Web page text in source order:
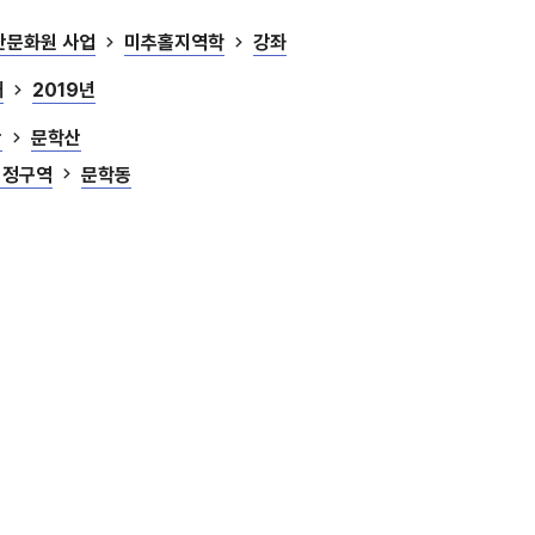
문화원 사업 미추홀지역학 강좌
2019년
문학산
구역
문학동